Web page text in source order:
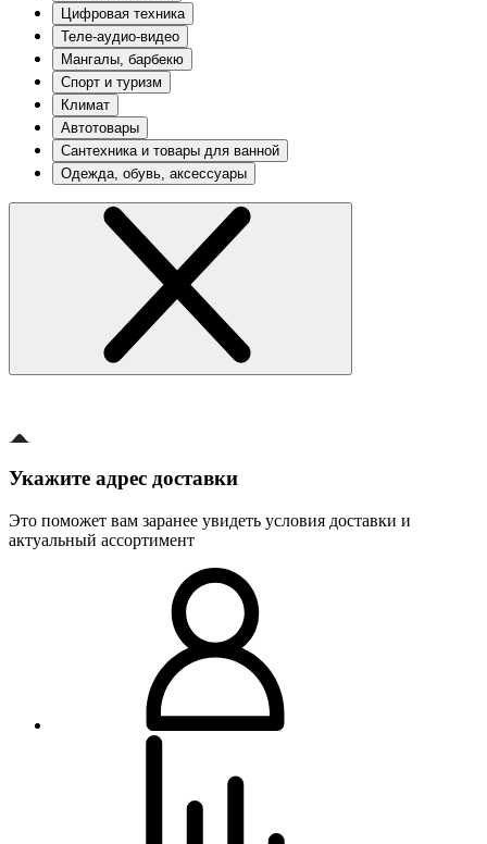
Цифровая техника
Теле-аудио-видео
Мангалы, барбекю
Спорт и туризм
Климат
Автотовары
Сантехника и товары для ванной
Одежда, обувь, аксессуары
Укажите адрес доставки
Это поможет вам заранее увидеть условия доставки и
актуальный ассортимент